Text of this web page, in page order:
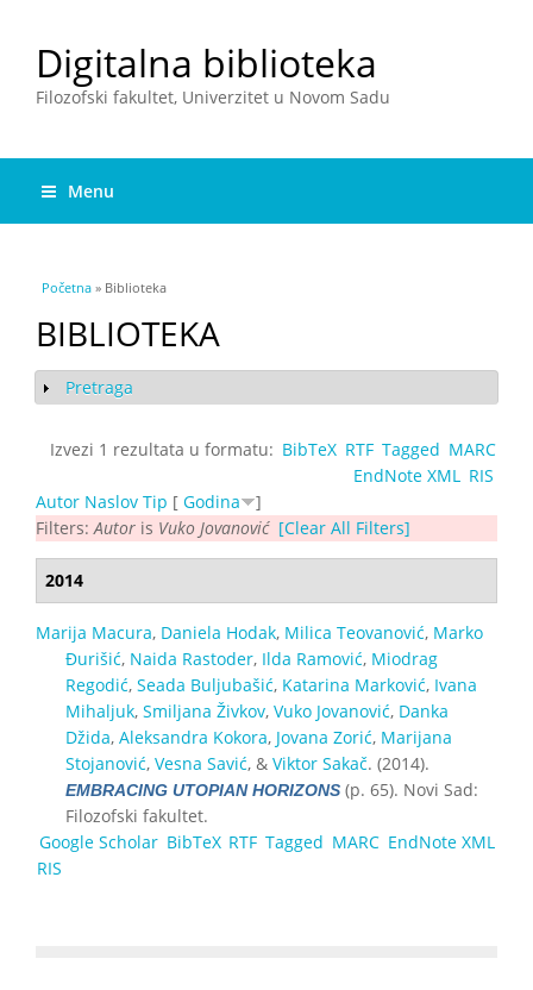
Digitalna biblioteka
Filozofski fakultet, Univerzitet u Novom Sadu
Menu
You are here
Početna » Biblioteka
BIBLIOTEKA
Show
Pretraga
Izvezi 1 rezultata u formatu: BibTeX RTF Tagged MARC
EndNote XML
RIS
Autor Naslov Tip [ Godina
]
Filters: Autor is Vuko Jovanović [Clear All Filters]
2014
Marija Macura, Daniela Hodak, Milica Teovanović, Marko
Đurišić, Naida Rastoder, Ilda Ramović, Miodrag
Regodić, Seada Buljubašić, Katarina Marković, Ivana
Mihaljuk, Smiljana Živkov, Vuko Jovanović, Danka
Džida, Aleksandra Kokora, Jovana Zorić, Marijana
Stojanović, Vesna Savić, & Viktor Sakač. (2014).
EMBRACING UTOPIAN HORIZONS (p. 65). Novi Sad:
Filozofski fakultet.
Google Scholar BibTeX RTF Tagged MARC EndNote XML
RIS